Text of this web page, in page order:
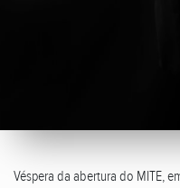
Véspera da abertura do MITE,